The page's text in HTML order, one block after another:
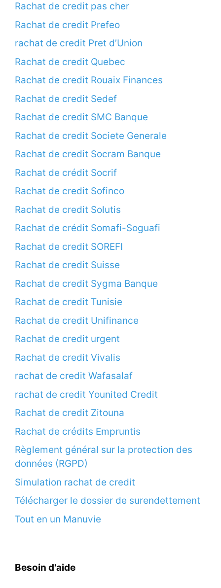
Rachat de credit pas cher
Rachat de credit Prefeo
rachat de credit Pret d’Union
Rachat de credit Quebec
Rachat de credit Rouaix Finances
Rachat de credit Sedef
Rachat de credit SMC Banque
Rachat de credit Societe Generale
Rachat de credit Socram Banque
Rachat de crédit Socrif
Rachat de credit Sofinco
Rachat de credit Solutis
Rachat de crédit Somafi-Soguafi
Rachat de credit SOREFI
Rachat de credit Suisse
Rachat de credit Sygma Banque
Rachat de credit Tunisie
Rachat de credit Unifinance
Rachat de credit urgent
Rachat de credit Vivalis
rachat de credit Wafasalaf
rachat de credit Younited Credit
Rachat de credit Zitouna
Rachat de crédits Empruntis
Règlement général sur la protection des
données (RGPD)
Simulation rachat de credit
Télécharger le dossier de surendettement
Tout en un Manuvie
Besoin d'aide